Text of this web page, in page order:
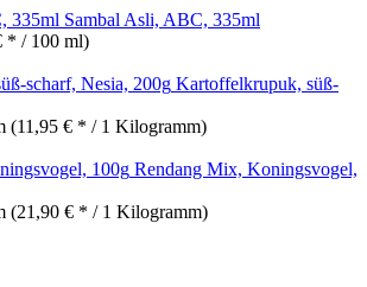
Sambal Asli, ABC, 335ml
* / 100 ml)
Kartoffelkrupuk, süß-
(11,95 € * / 1 Kilogramm)
Rendang Mix, Koningsvogel,
(21,90 € * / 1 Kilogramm)